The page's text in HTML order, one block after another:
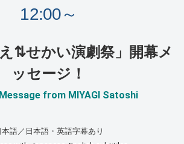
12:00～
⇅せかい演劇祭」開幕メ
ッセージ！
from MIYAGI Satoshi
本語／日本語・英語字幕あり